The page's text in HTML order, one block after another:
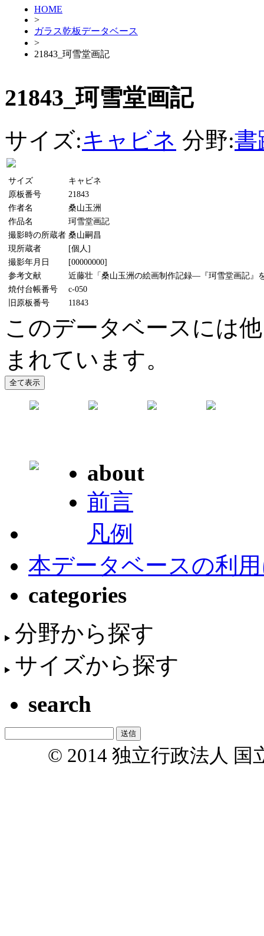
HOME
>
ガラス乾板データベース
>
21843_珂雪堂画記
21843_珂雪堂画記
サイズ:キャビネ 分野:書
サイズ
キャビネ
原板番号
21843
作者名
桑山玉洲
作品名
珂雪堂画記
撮影時の所蔵者 桑山嗣昌
現所蔵者
[個人]
撮影年月日
[00000000]
参考文献
近藤壮「桑山玉洲の絵画制作記録―『珂雪堂画記』
焼付台帳番号
c-050
旧原板番号
11843
このデータベースには
まれています。
about
前言
凡例
本データベースの利
categories
分野から探す
サイズから探す
search
© 2014 独立行政法人 国